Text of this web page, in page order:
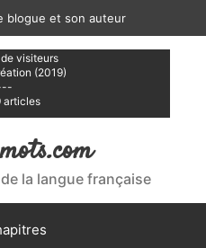
blogue et son auteur
visiteurs
(2019)
articles
la langue française